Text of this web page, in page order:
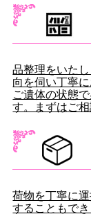
品整理をいた
向を伺い丁寧
ご遺体の状態
す。まずはご相
荷物を丁寧に
することもで